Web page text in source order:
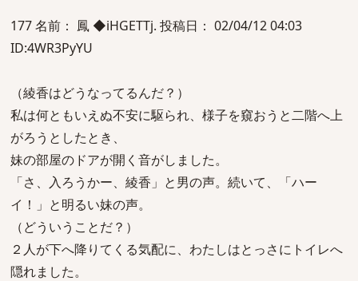
177 名前： 鳳 ◆iHGETTj. 投稿日： 02/04/12 04:03
ID:4WR3PyYU
（綾香はどうなってるんだ？）
私は何ともいえぬ不安に駆られ、様子を窺おうと二階へ上
がろうとしたとき、
妹の部屋のドアが開く音がしました。
「さ、入ろうかー、綾香」と男の声。続いて、「ハー
イ！」と明るい妹の声。
（どういうことだ？）
２人が下へ降りてくる気配に、わたしはとっさにトイレへ
隠れました。